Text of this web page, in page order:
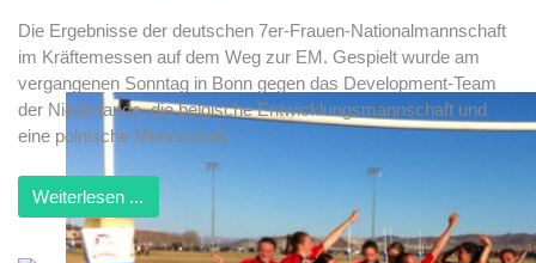
Die Ergebnisse der deutschen 7er-Frauen-Nationalmannschaft
im Kräftemessen auf dem Weg zur EM. Gespielt wurde am
vergangenen Sonntag in Bonn gegen das Development-Team
der Niederlande, die belgische Entwicklungsmannschaft und
eine polnische Mannschaft.
Weiterlesen ...